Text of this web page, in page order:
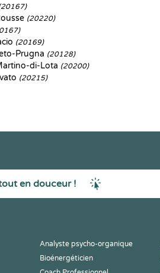
(20220)
(20169)
Prugna (20128)
di-Lota (20200)
(20215)
en douceur !
Analyste psycho-organique
Bioénergéticien